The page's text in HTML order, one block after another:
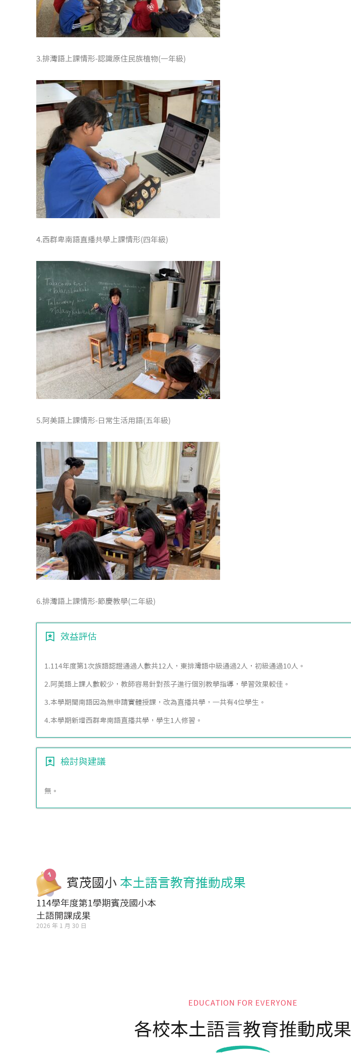
3.排灣語上課情形-認識原住民族植物(一年級)
4.西群卑南語直播共學上課情形(四年級)
5.阿美語上課情形-日常生活用語(五年級)
6.排灣語上課情形-節慶教學(二年級)
效益評估
1.114年度第1次族語認證通過人數共12人，東排灣語中級通過2人，初級通過10人。
2.阿美語上課人數較少，教師容易針對孩子進行個別教學指導，學習效果較佳。
3.本學期閩南語因為無申請實體授課，改為直播共學，一共有4位學生。
4.本學期新增西群卑南語直播共學，學生1人修習。
檢討與建議
無。
賓茂國小 本土語言教育推動成果
114學年度第1學期賓茂國小本
土語開課成果
2026 年 1 月 30 日
EDUCATION FOR EVERYONE
各校本土語言教育推動成果